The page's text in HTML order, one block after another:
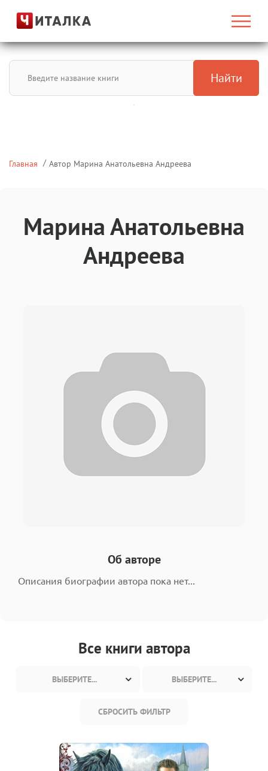
Найти
Главная Автор Марина Анатольевна Андреева
Марина Анатольевна
Андреева
Об авторе
Описания биографии автора пока нет...
Все книги автора
ВЫБЕРИТЕ... ВЫБЕРИТЕ...
СБРОСИТЬ ФИЛЬТР